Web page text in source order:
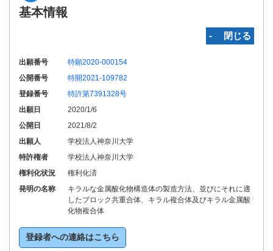
基本情報
‐ 閉じる
出願番号
特願2020-000154
公開番号
特開2021-109782
登録番号
特許第7391328号
出願日
2020/1/6
公開日
2021/8/2
出願人
学校法人神奈川大学
特許権者
学校法人神奈川大学
権利化状況
権利化済
発明の名称
キラルな金属酸化物構造体の製造方法、並びにそれに適
したブロック共重合体、キラル複合体及びキラル金属酸
化物複合体
登録者への連絡はこちら